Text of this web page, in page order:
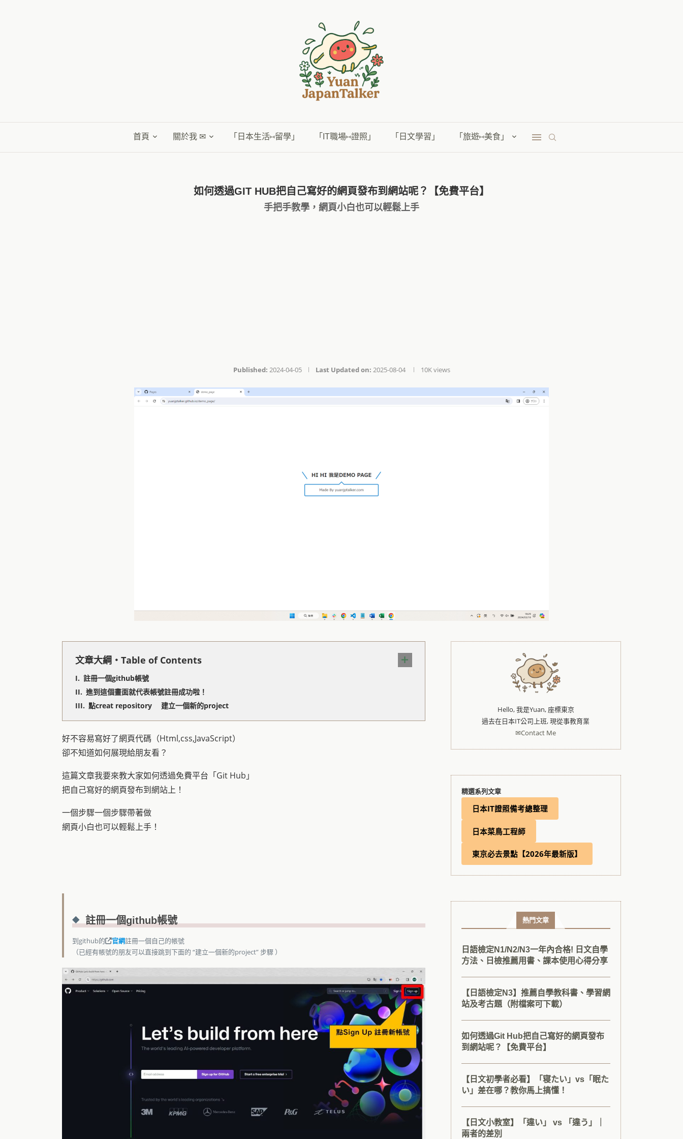
首頁 關於我 ✉ 「日本生活⑅留學」 「IT職場⑅證照」 「日文學習」 「旅遊⑅美食」
如何透過GIT HUB把自己寫好的網頁發布到網站呢？【免費平台】
手把手教學，網頁小白也可以輕鬆上手
Published: 2024-04-05 Last Updated on: 2025-08-04 10Kviews
文章大綱・Table of Contents
註冊一個github帳號
進到這個畫面就代表帳號註冊成功啦！
點creat repository 建立一個新的project
好不容易寫好了網頁代碼（Html,css,JavaScript）
卻不知道如何展現給朋友看？
這篇文章我要來教大家如何透過免費平台「Git Hub」
把自己寫好的網頁發布到網站上！
一個步驟一個步驟帶著做
網頁小白也可以輕鬆上手！
註冊一個github帳號
到github的 官網註冊一個自己的帳號
（已經有帳號的朋友可以直接跳到下面的 “建立一個新的project” 步驟 ）
Hello, 我是Yuan, 座標東京
過去在日本IT公司上班, 現從事教育業
✉Contact Me
精選系列文章
日本IT證照備考總整理
日本菜鳥工程師
東京必去景點【2026年最新版】
熱門文章
日語檢定N1/N2/N3一年內合格! 日文自學
方法、日檢推薦用書、課本使用心得分享
【日語檢定N3】推薦自學教科書、學習網
站及考古題（附檔案可下載）
如何透過Git Hub把自己寫好的網頁發布
到網站呢？【免費平台】
【日文初學者必看】「寝たい」vs「眠た
い」差在哪？教你馬上搞懂！
【日文小教室】「違い」 vs 「違う」｜
兩者的差別